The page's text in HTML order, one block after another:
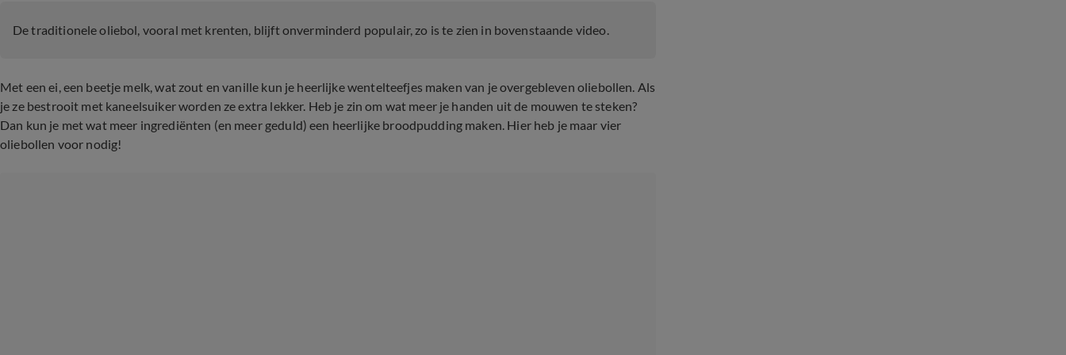
De traditionele oliebol, vooral met krenten, blijft onverminderd populair, zo is te zien in bovenstaande video.
Met een ei, een beetje melk, wat zout en vanille kun je heerlijke wentelteefjes maken van je overgebleven oliebollen. Als
je ze bestrooit met kaneelsuiker worden ze extra lekker. Heb je zin om wat meer je handen uit de mouwen te steken?
Dan kun je met wat meer ingrediënten (en meer geduld) een heerlijke broodpudding maken. Hier heb je maar vier
oliebollen voor nodig!